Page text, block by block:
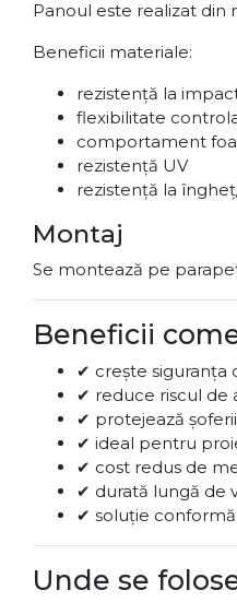
Panoul este realizat
Beneficii materiale:
rezistență la
flexibilitate
comportament
rezistență UV
rezistență la
Montaj
Se montează pe
Beneficii
✔ crește siguranța
✔ reduce riscul de
✔ protejează
✔ ideal pentru
✔ cost redus de
✔ durată lungă de
✔ soluție
Unde se